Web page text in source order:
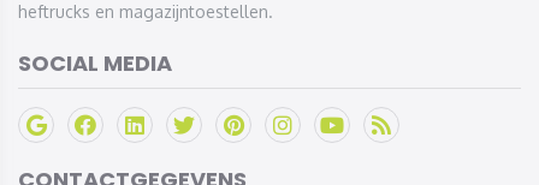
heftrucks en magazijntoestellen.
SOCIAL MEDIA